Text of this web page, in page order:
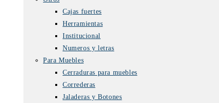
Cajas fuertes
Herramientas
Institucional
Numeros y letras
Para Muebles
Cerraduras para muebles
Correderas
Jaladeras y Botones